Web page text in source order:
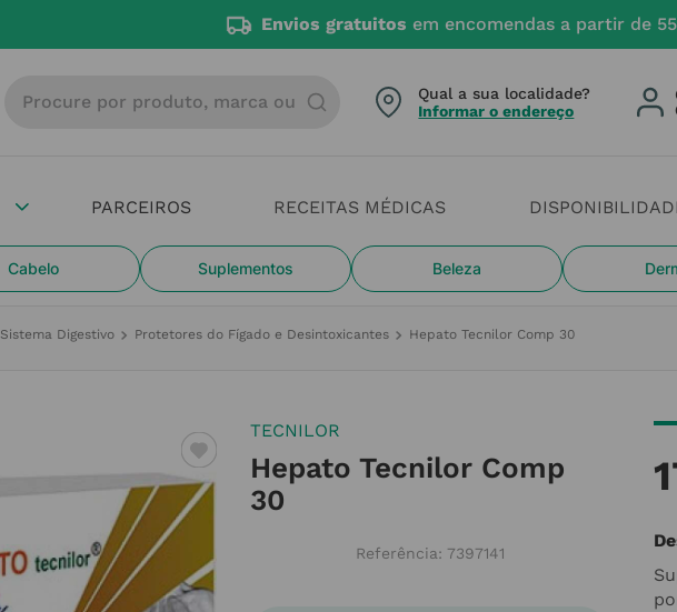
Envios gratuitos em encomendas a partir de
PARCEIROS RECEITAS MÉDICAS
Cabelo Suplementos Beleza
Qual a sua localidade?
Informar o endereço
Sistema Digestivo Protetores do Fígado e Desintoxicantes Hepato Tecnilor Comp 30
TECNILOR
Hepato Tecnilor Comp
30
Referência: 7397141